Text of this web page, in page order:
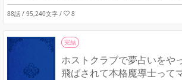
88話 / 95,240文字 / 8
完結
ホストクラブで夢占いをや
飛ばされて本格魔導士って